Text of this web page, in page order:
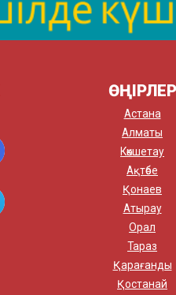
ӨҢІРЛЕР
Астана
Алматы
Көкшетау
Ақтөбе
Қонаев
Атырау
Орал
Тараз
Қарағанды
Қостанай